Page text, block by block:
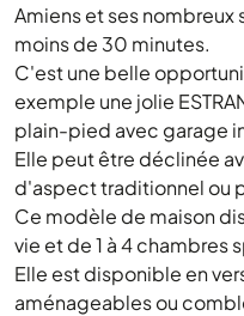
Amiens et ses
moins de 30 minutes.
C'est une belle
exemple une jolie
plain-pied avec garage
Elle peut être déclinée
d'aspect traditionnel ou
Ce modèle de maison
vie et de 1 à 4 chambres
Elle est disponible en
aménageables ou